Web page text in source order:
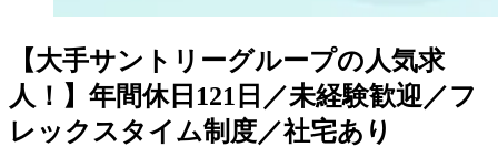
【大手サントリーグループの人気求
人！】年間休日121日／未経験歓迎／フ
レックスタイム制度／社宅あり